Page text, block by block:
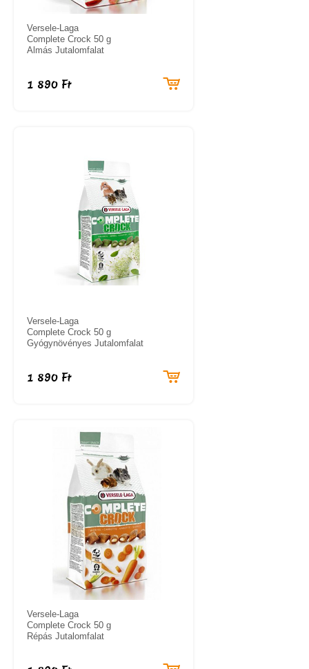
Versele-Laga
Complete Crock 50 g
Almás Jutalomfalat
1 890 Ft
Versele-Laga
Complete Crock 50 g
Gyógynövényes Jutalomfalat
1 890 Ft
Versele-Laga
Complete Crock 50 g
Répás Jutalomfalat